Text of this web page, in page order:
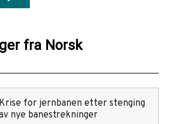
fra Norsk
Krise for jernbanen etter stenging
nye banestrekninger